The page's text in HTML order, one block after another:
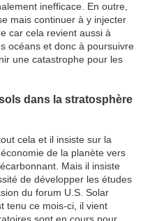
inefficace. En outre,
mais continuer à y injecter
car cela revient aussi à
océans et donc à poursuivre
une catastrophe pour les
dans la stratosphère
cela et il insiste sur la
de la planète vers
Mais il insiste
de développer les études
du forum U.S. Solar
tenu ce mois-ci, il vient